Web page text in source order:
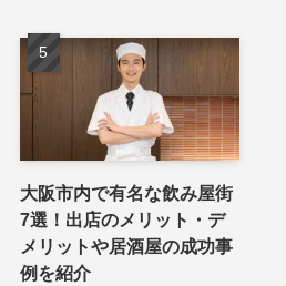
大阪市内で有名な飲み屋街
7選！出店のメリット・デ
メリットや居酒屋の成功事
例を紹介